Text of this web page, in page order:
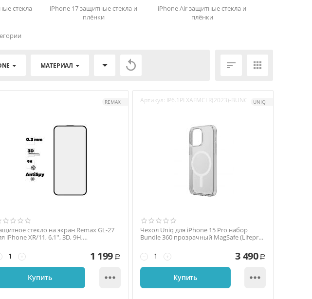
стекла
iPhone 17 защитные стекла и
плёнки
iPhone Air защитные стекла и
плёнки
МАТЕРИАЛ   
REMAX
стекло на экран Remax GL-27
iPhone XR/11, 6,1'', 3D, 9H,
+ 1 199 Р
Купить 
Артикул: IP6.1PLXAFMCLR(2023)-BUNC UNIQ
Чехол Uniq для iPhone 15 Pro набор
Bundle 360 прозрачный MagSafe (Lifepro
+
− 3 490 Р
Купить 